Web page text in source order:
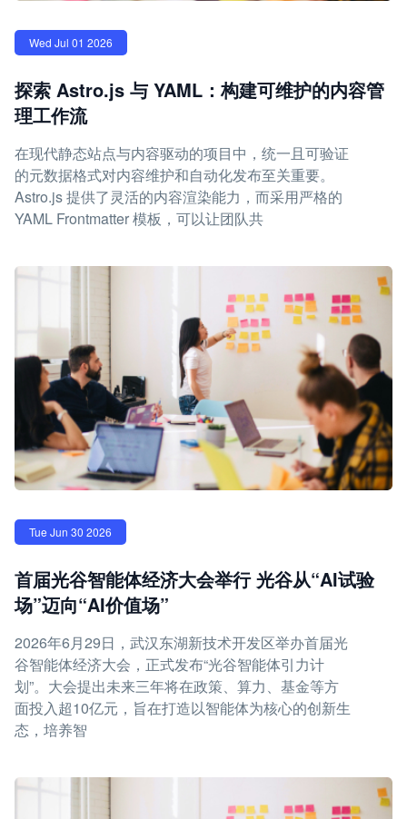
Wed Jul 01 2026
探索 Astro.js 与 YAML：构建可维护的内容管
理工作流
在现代静态站点与内容驱动的项目中，统一且可验证
的元数据格式对内容维护和自动化发布至关重要。
Astro.js 提供了灵活的内容渲染能力，而采用严格的
YAML Frontmatter 模板，可以让团队共
Tue Jun 30 2026
首届光谷智能体经济大会举行 光谷从“AI试验
场”迈向“AI价值场”
2026年6月29日，武汉东湖新技术开发区举办首届光
谷智能体经济大会，正式发布“光谷智能体引力计
划”。大会提出未来三年将在政策、算力、基金等方
面投入超10亿元，旨在打造以智能体为核心的创新生
态，培养智